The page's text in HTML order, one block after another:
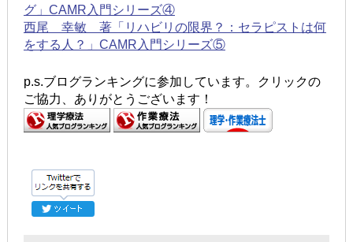
グ」CAMR入門シリーズ④
西尾 幸敏 著「リハビリの限界？：セラピストは何
をする人？」CAMR入門シリーズ⑤
p.s.ブログランキングに参加しています。クリックの
ご協力、ありがとうございます！